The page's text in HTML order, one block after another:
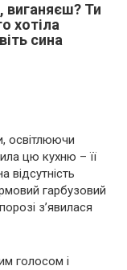
виганяєш? Ти
хотіла
сина
освітлюючи
цю кухню – її
відсутність
гарбузовий
з’явилася
голосом і